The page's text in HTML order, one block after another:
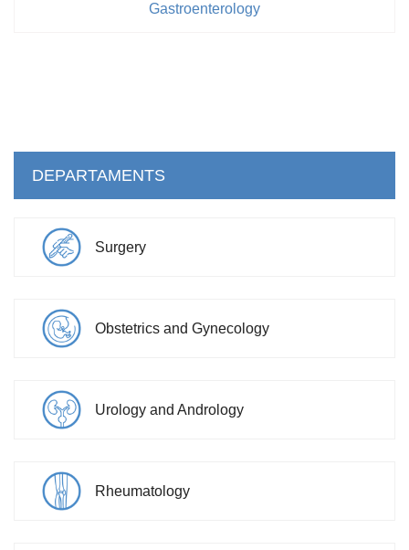
Gastroenterology
DEPARTAMENTS
Surgery
Obstetrics and Gynecology
Urology and Andrology
Rheumatology